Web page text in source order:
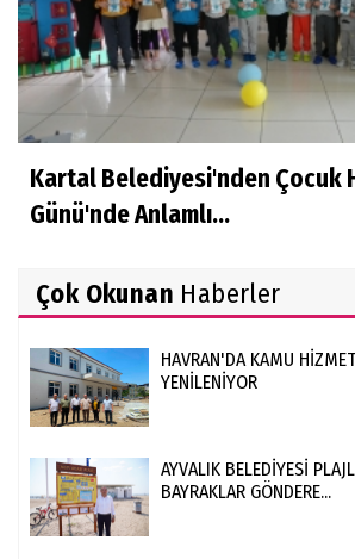
Kartal Belediyesi'nden Çocuk
Günü'nde Anlamlı...
Çok Okunan Haberler
HAVRAN'DA KAMU
YENİLENİYOR
AYVALIK BELEDİYESİ
BAYRAKLAR GÖNDERE...